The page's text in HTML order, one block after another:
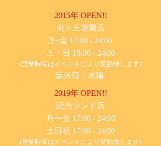
2015年 OPEN!!
​向ヶ丘遊園店
月~金 17:00 - 24:00
土・日 15:00 - 24:00
(営業時間はイベントにより変動致します)
定休日：水曜
2019年 OPEN!!
​読売ランド店
月〜金 17:00 - 24:00
土日祝 17:00 - 24:00
(営業時間はイベントにより変動致します)